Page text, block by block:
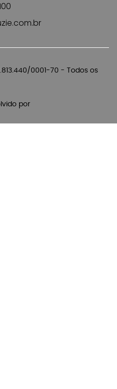
0001-70 - Todos os
por